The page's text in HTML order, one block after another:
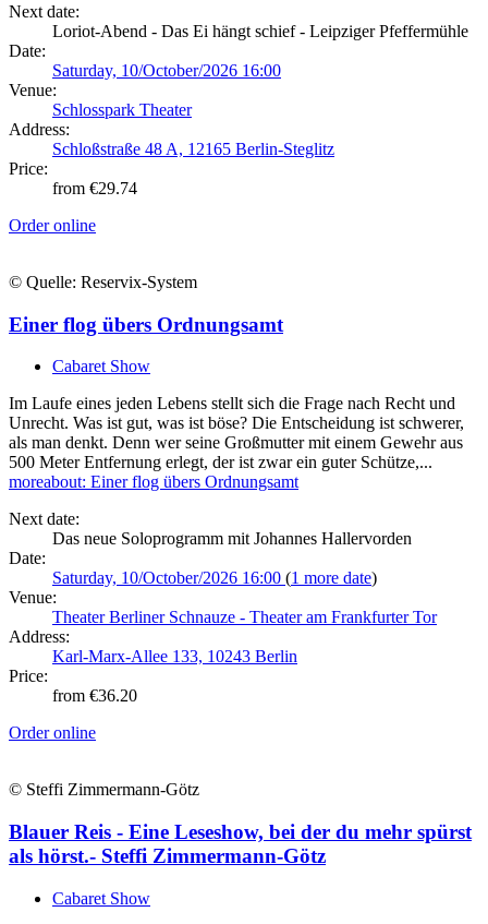
Next date:
Loriot-Abend - Das Ei hängt schief - Leipziger Pfeffermühle
Date:
Saturday, 10/October/2026 16:00
Venue:
Schlosspark Theater
Address:
Schloßstraße 48 A, 12165 Berlin-Steglitz
Price:
from €29.74
Order online
© Quelle: Reservix-System
Einer flog übers Ordnungsamt
Cabaret Show
Im Laufe eines jeden Lebens stellt sich die Frage nach Recht und
Unrecht. Was ist gut, was ist böse? Die Entscheidung ist schwerer,
als man denkt. Denn wer seine Großmutter mit einem Gewehr aus
500 Meter Entfernung erlegt, der ist zwar ein guter Schütze,...
moreabout: Einer flog übers Ordnungsamt
Next date:
Das neue Soloprogramm mit Johannes Hallervorden
Date:
Saturday, 10/October/2026 16:00 (1 more date)
Venue:
Theater Berliner Schnauze - Theater am Frankfurter Tor
Address:
Karl-Marx-Allee 133, 10243 Berlin
Price:
from €36.20
Order online
© Steffi Zimmermann-Götz
Blauer Reis - Eine Leseshow, bei der du mehr spürst
als hörst.- Steffi Zimmermann-Götz
Cabaret Show